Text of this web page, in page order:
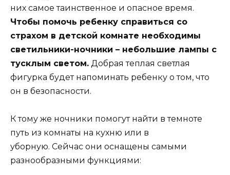
них самое таинственное и опасное время.
Чтобы помочь ребенку справиться со
страхом в детской комнате необходимы
светильники-ночники – небольшие лампы с
тусклым светом. Добрая теплая светлая
фигурка будет напоминать ребенку о том, что
он в безопасности.
К тому же ночники помогут найти в темноте
путь из комнаты на кухню или в
уборную. Сейчас они оснащены самыми
разнообразными функциями: